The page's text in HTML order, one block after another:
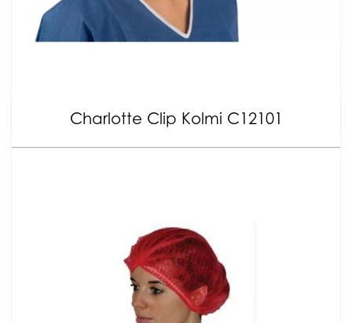
Charlotte Clip Kolmi C12101